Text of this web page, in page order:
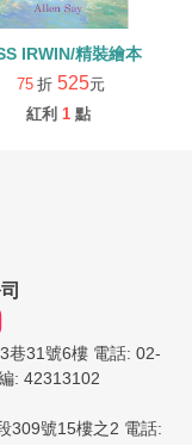
IRWIN/精裝繪本
75 折 525元
紅利 1 點
巷31號6樓 電話: 02-
: 42313102
309號15樓之2 電話: